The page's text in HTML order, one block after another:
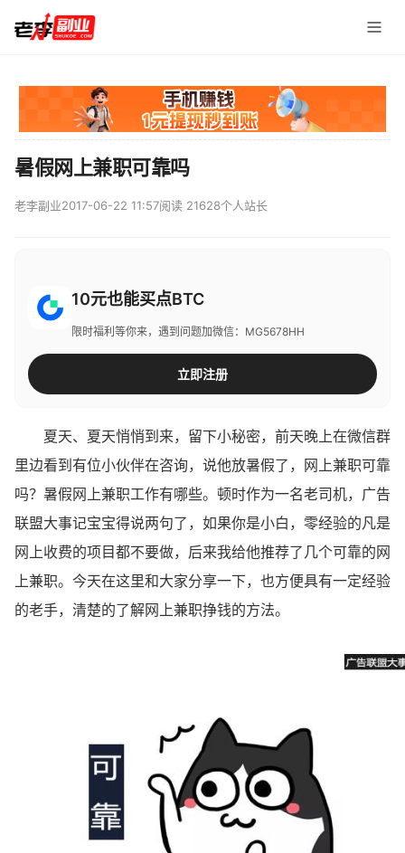
暑假网上兼职可靠吗
老李副业2017-06-22 11:57阅读 21628个人站长
10元也能买点BTC
限时福利等你来，遇到问题加微信：MG5678HH
立即注册
夏天、夏天悄悄到来，留下小秘密，前天晚上在微信群
里边看到有位小伙伴在咨询，说他放暑假了，网上兼职可靠
吗？暑假网上兼职工作有哪些。顿时作为一名老司机，广告
联盟大事记宝宝得说两句了，如果你是小白，零经验的凡是
网上收费的项目都不要做，后来我给他推荐了几个可靠的网
上兼职。今天在这里和大家分享一下，也方便具有一定经验
的老手，清楚的了解网上兼职挣钱的方法。